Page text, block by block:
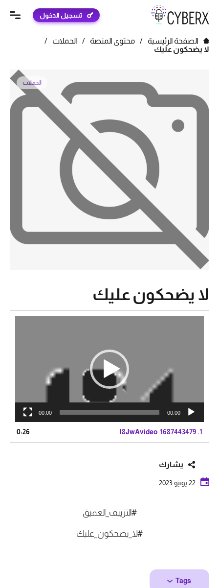
تسجيل الدخول
الصفحة الرئيسية / محتوى المنصة / الحملات
/
لا يضحكون عليك
الحملات
لا يضحكون عليك
00:00
00:00
1.
l8JwAvideo_1687443479
0:26
يشارك
22 يونيو 2023
#التزييف_العميق
#لا_يضحكون_عليك
Tags